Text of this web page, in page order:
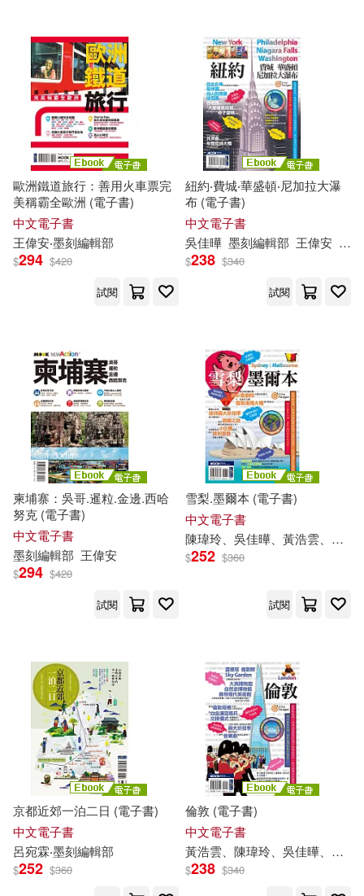
李曉萍、蔣育荏、墨刻編輯部(1)
李聖依・墨刻編輯部(1)
林宜君‧墨刻編輯部(1)
林嵐欣(1)
林志恆、彭欣喬、墨刻編輯部(1)
林志恆，墨刻編輯部(1)
林開富、容雨君、蔡蜜綺、周麗
淑、吳榮邦、藍萊姆、吳思穎、墨
刻編輯部(1)
柯玟‧黃雨柔‧汪雨菁‧墨刻編輯部(1)
江明麗、墨刻編輯部(1)
汪雨菁、墨刻編輯部(1)
王思佳‧墨刻編輯部(1)
蔣育荏‧墨刻編輯部(1)
蔣育荏、王思佳、墨刻編輯部(1)
蔣育荏、陳瑋玲、墨刻編輯部(1)
許斐莉、墨刻編輯部(1)
歐洲鐵道旅行：善用火車票完
美稱霸全歐洲 (電子書)
中文電子書
王偉安‧墨刻編輯部
$294 $420
試閱
紐約‧費城‧華盛頓‧尼加拉大瀑
布 (電子書)
中文電子書
吳佳曄 墨刻編輯部 王偉安 陳
$238 $340
試閱
柬埔寨：吳哥.暹粒.金邊.西哈
努克 (電子書)
中文電子書
墨刻編輯部 王偉安
$294 $420
試閱
雪梨.墨爾本 (電子書)
中文電子書
陳瑋玲、吳佳曄、黃浩雲、
墨
$252 $360
試閱
京都近郊一泊二日 (電子書)
中文電子書
呂宛霖‧墨刻編輯部
$252 $360
倫敦 (電子書)
中文電子書
黃浩雲、陳瑋玲、吳佳曄、
墨
$238 $340